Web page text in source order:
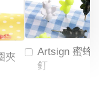
夾
Artsign 蜜蜂
釘